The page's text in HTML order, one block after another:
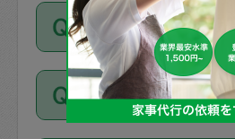
は、タスカジさんに事
の上事前申請すること
お、3時間を下回っても
いません。
11種類の価格帯の中か
身が価格を選んで設定
タスカジさんの価格設
があり、レビュー件数
値、などで除々に設定
がっていく仕組みにな
支払い方法を教えてくだ
お支払方法はクレジッ
Master／JCB／
Diners Club）のみとな
同じタスカジさんに定期
合はお得になる？